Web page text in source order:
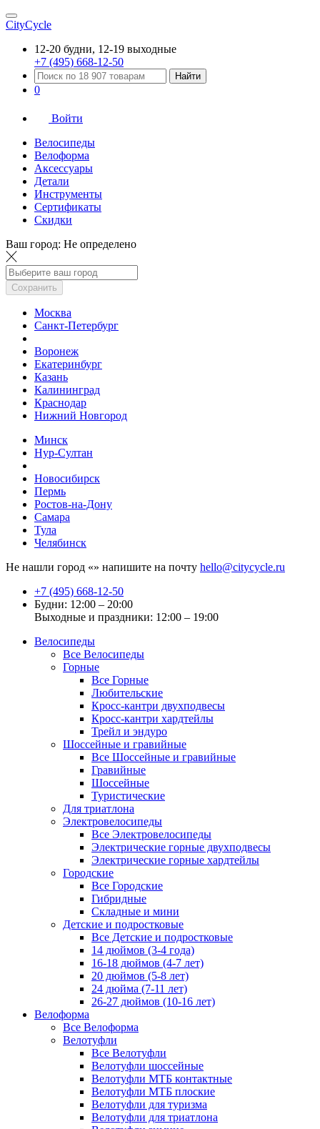
CityCycle
12-20 будни, 12-19 выходные
+7 (495) 668-12-50
Найти
0
Войти
Велосипеды
Велоформа
Аксессуары
Детали
Инструменты
Сертификаты
Скидки
Ваш город: Не определено
Сохранить
Москва
Санкт-Петербург
Воронеж
Екатеринбург
Казань
Калининград
Краснодар
Нижний Новгород
Минск
Нур-Султан
Новосибирск
Пермь
Ростов-на-Дону
Самара
Тула
Челябинск
Не нашли город «» напишите на почту hello@citycycle.ru
+7 (495) 668-12-50
Будни: 12:00 – 20:00
Выходные и праздники: 12:00 – 19:00
Велосипеды
Все Велосипеды
Горные
Все Горные
Любительские
Кросс-кантри двухподвесы
Кросс-кантри хардтейлы
Трейл и эндуро
Шоссейные и гравийные
Все Шоссейные и гравийные
Гравийные
Шоссейные
Туристические
Для триатлона
Электровелосипеды
Все Электровелосипеды
Электрические горные двухподвесы
Электрические горные хардтейлы
Городские
Все Городские
Гибридные
Складные и мини
Детские и подростковые
Все Детские и подростковые
14 дюймов (3-4 года)
16-18 дюймов (4-7 лет)
20 дюймов (5-8 лет)
24 дюйма (7-11 лет)
26-27 дюймов (10-16 лет)
Велоформа
Все Велоформа
Велотуфли
Все Велотуфли
Велотуфли шоссейные
Велотуфли МТБ контактные
Велотуфли МТБ плоские
Велотуфли для туризма
Велотуфли для триатлона